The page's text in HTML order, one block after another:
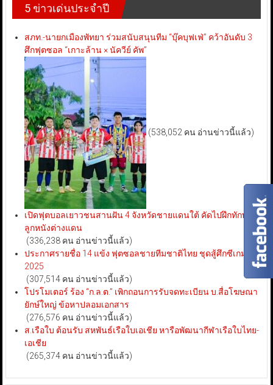
5 ข่าวเด่นประจำปี
สภท.-นายกเมืองพัทยา ร่วมสนับสนุนทีม “บุ๊คบุฟเฟ่” คว้าอันดับ 3
ศึกฟุตซอล “เกาะล้าน × นัควีย์ คัพ”
(538,052 คน อ่านข่าวนี้แล้ว)
เปิดฟุตบอลเยาวชนสานฝัน 4 จังหวัดชายแดนใต้ คัดไปฝึกทักษะ
ลูกหนังต่างแดน
(336,238 คน อ่านข่าวนี้แล้ว)
ประกาศรายชื่อ 14 แข้ง ฟุตซอลชายทีมชาติไทย ชุดสู้ศึกซีเกมส์
2025
(307,514 คน อ่านข่าวนี้แล้ว)
โปรโมเตอร์ ร้อง “ก.ล.ต.” เพิกถอนการรับจดทะเบียน บ.สื่อโฆษณา
ยักษ์ใหญ่ ข้อหาปลอมเอกสาร
(276,576 คน อ่านข่าวนี้แล้ว)
ส.เรือใบ ต้อนรับ สหพันธ์เรือใบเอเชีย หารือพัฒนากีฬาเรือใบไทย-
เอเชีย
(265,374 คน อ่านข่าวนี้แล้ว)